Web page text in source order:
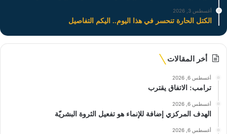
أغسطس 3, 2026
الكتل الحارة تنحسر في هذا اليوم.. اليكم التفاصيل
أخر المقالات
أغسطس 6, 2026
ترامب: الاتفاق يقترب
أغسطس 6, 2026
الهدف المركزي إضافة للإنماء هو تفعيل الثروة البشريّة
أغسطس 6, 2026